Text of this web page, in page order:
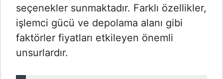
seçenekler sunmaktadır. Farklı özellikler,
işlemci gücü ve depolama alanı gibi
faktörler fiyatları etkileyen önemli
unsurlardır.